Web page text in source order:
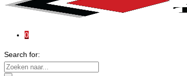
0
Search for: